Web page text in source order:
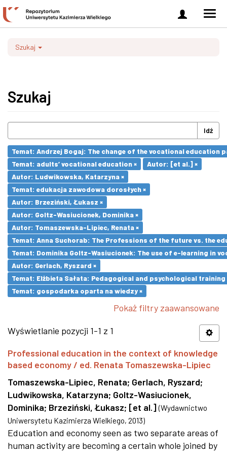
Zaloguj
się
Szukaj
Szukaj
Idź
Temat: Andrzej Bogaj: The change of the vocational education
Temat: adults’ vocational education ×
Autor: [et al.] ×
Autor: Ludwikowska, Katarzyna ×
Temat: edukacja zawodowa dorosłych ×
Autor: Brzeziński, Łukasz ×
Autor: Goltz-Wasiucionek, Dominika ×
Autor: Tomaszewska-Lipiec, Renata ×
Temat: Anna Suchorab: The Professions of the future vs. the
Temat: Dominika Goltz-Wasiucionek: The use of e-learning in
Autor: Gerlach, Ryszard ×
Temat: Elżbieta Sałata: Pedagogical and psychological
Temat: gospodarka oparta na wiedzy ×
Pokaż filtry zaawansowane
Wyświetlanie pozycji 1-1 z 1
Professional education in the context of knowledge
based economy / ed. Renata Tomaszewska-Lipiec
Tomaszewska-Lipiec, Renata; Gerlach, Ryszard;
Ludwikowska, Katarzyna; Goltz-Wasiucionek,
Dominika; Brzeziński, Łukasz; [et al.] (Wydawnictwo
Uniwersytetu Kazimierza Wielkiego, 2013)
Education and economy seen as two separate areas of
human activity are becoming a certain whole joined by